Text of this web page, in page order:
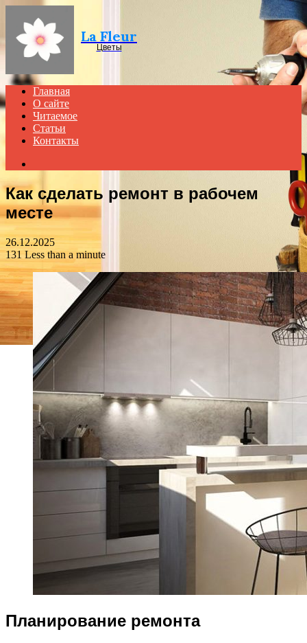
La Fleur
Цветы
Главная
О сайте
Читаемое
Статьи
Контакты
Как сделать ремонт в рабочем
месте
26.12.2025
131 Less than a minute
Планирование ремонта